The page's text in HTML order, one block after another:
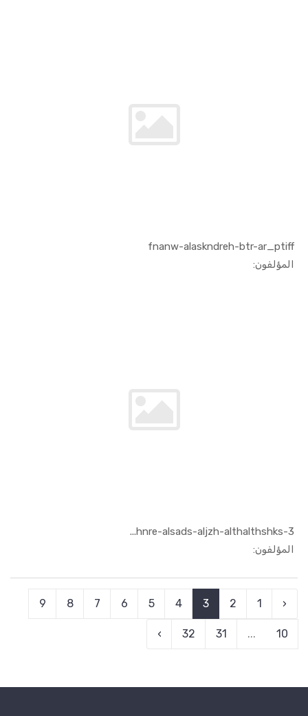
fnanw-alaskndreh-btr-ar_ptiff
المؤلفون:
hnre-alsads-aljzh-althalthshks-3...
المؤلفون:
‹
1
2
3
4
5
6
7
8
9
10
...
31
32
›